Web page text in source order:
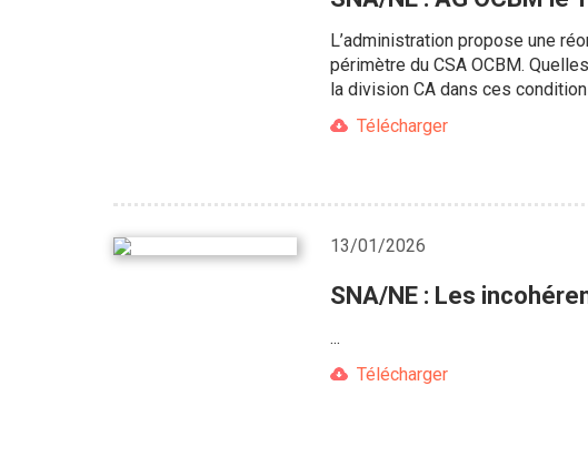
L’administration propose une
périmètre du CSA OCBM.
la division CA dans ces
Télécharger
13/01/2026
SNA/NE : Les
...
Télécharger